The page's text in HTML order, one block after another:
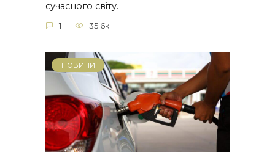
сучасного світу.
1 35.6к.
НОВИНИ